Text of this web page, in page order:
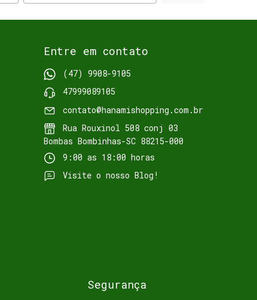
Entre em contato
(47) 9908-9105
47999089105
contato@hanamishopping.com.br
Rua Rouxinol 508 conj 03
Bombas Bombinhas-SC 88215-000
9:00 as 18:00 horas
Visite o nosso Blog!
Segurança